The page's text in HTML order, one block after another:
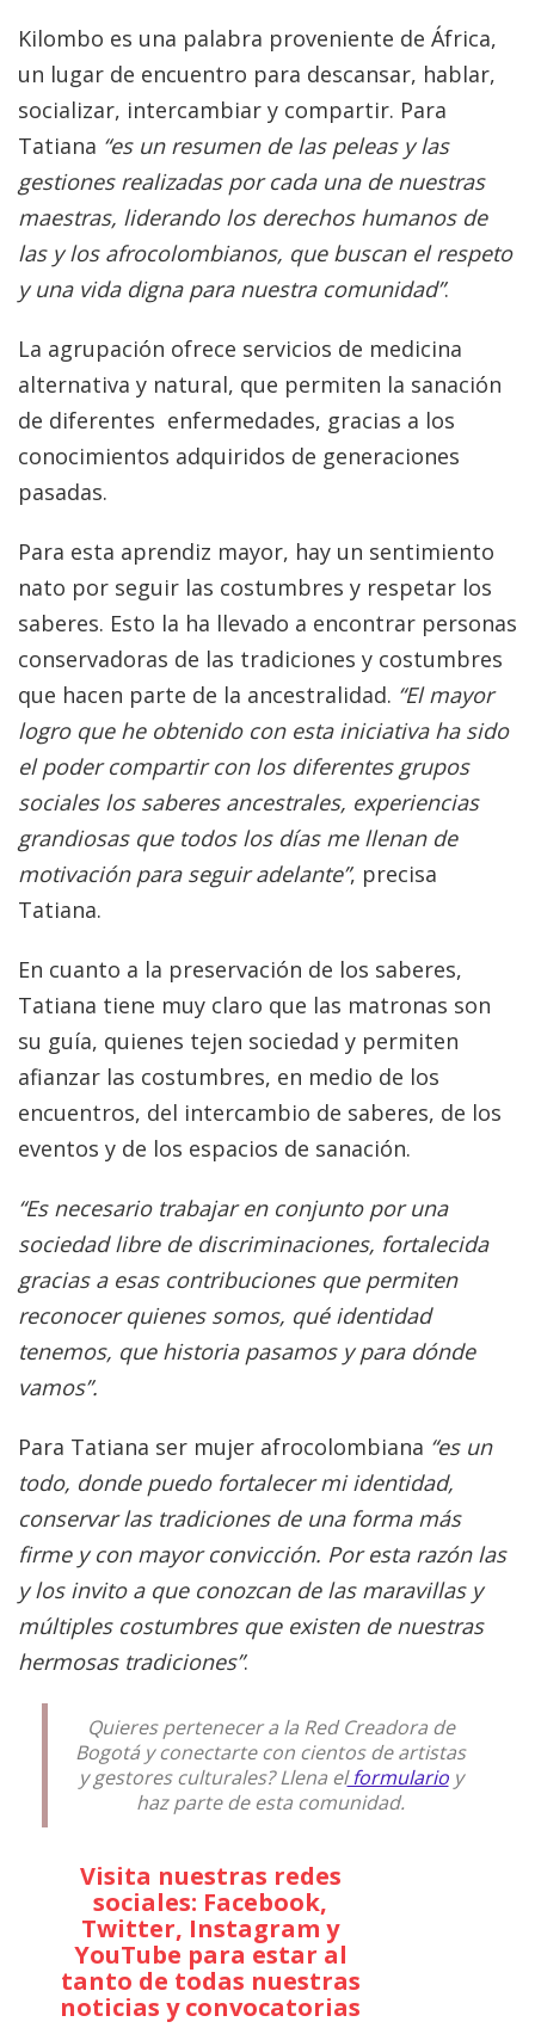
Kilombo es una palabra proveniente de África,
un lugar de encuentro para descansar, hablar,
socializar, intercambiar y compartir. Para
Tatiana “es un resumen de las peleas y las
gestiones realizadas por cada una de nuestras
maestras, liderando los derechos humanos de
las y los afrocolombianos, que buscan el respeto
y una vida digna para nuestra comunidad”.
La agrupación ofrece servicios de medicina
alternativa y natural, que permiten la sanación
de diferentes enfermedades, gracias a los
conocimientos adquiridos de generaciones
pasadas.
Para esta aprendiz mayor, hay un sentimiento
nato por seguir las costumbres y respetar los
saberes. Esto la ha llevado a encontrar personas
conservadoras de las tradiciones y costumbres
que hacen parte de la ancestralidad. “El mayor
logro que he obtenido con esta iniciativa ha sido
el poder compartir con los diferentes grupos
sociales los saberes ancestrales, experiencias
grandiosas que todos los días me llenan de
motivación para seguir adelante”, precisa
Tatiana.
En cuanto a la preservación de los saberes,
Tatiana tiene muy claro que las matronas son
su guía, quienes tejen sociedad y permiten
afianzar las costumbres, en medio de los
encuentros, del intercambio de saberes, de los
eventos y de los espacios de sanación.
“Es necesario trabajar en conjunto por una
sociedad libre de discriminaciones, fortalecida
gracias a esas contribuciones que permiten
reconocer quienes somos, qué identidad
tenemos, que historia pasamos y para dónde
vamos”.
Para Tatiana ser mujer afrocolombiana “es un
todo, donde puedo fortalecer mi identidad,
conservar las tradiciones de una forma más
firme y con mayor convicción. Por esta razón las
y los invito a que conozcan de las maravillas y
múltiples costumbres que existen de nuestras
hermosas tradiciones”.
Quieres pertenecer a la Red Creadora de
Bogotá y conectarte con cientos de artistas
y gestores culturales? Llena elformularioy
haz parte de esta comunidad.
Visita nuestras redes
sociales: Facebook,
Twitter, Instagram y
YouTube para estar al
tanto de todas nuestras
noticias y convocatorias